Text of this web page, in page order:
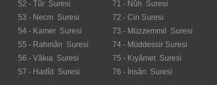
52 - Tûr Suresi
53 - Necm Suresi
54 - Kamer Suresi
55 - Rahmân Suresi
56 - Vâkıa Suresi
57 - Hadîd Suresi
71 - Nûh Suresi
72 - Cin Suresi
73 - Müzzemmil Suresi
74 - Müddessir Suresi
75 - Kıyâmet Suresi
76 - İnsân Suresi